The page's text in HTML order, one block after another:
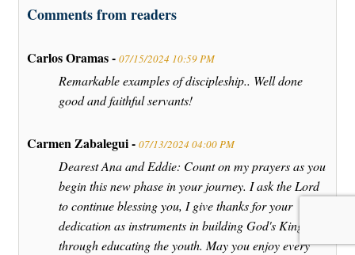
Comments from readers
Carlos Oramas - 07/15/2024 10:59 PM
Remarkable examples of discipleship.. Well done
good and faithful servants!
Carmen Zabalegui - 07/13/2024 04:00 PM
Dearest Ana and Eddie: Count on my prayers as you
begin this new phase in your journey. I ask the Lord
to continue blessing you, I give thanks for your
dedication as instruments in building God's Kingdom
through educating the youth. May you enjoy every